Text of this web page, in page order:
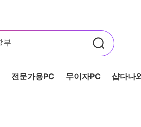
전문가용PC 무이자PC 샵다나